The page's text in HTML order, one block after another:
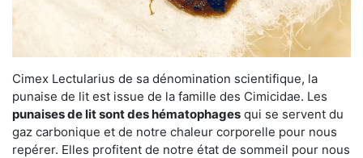
Cimex Lectularius de sa dénomination scientifique, la
punaise de lit est issue de la famille des Cimicidae. Les
punaises de lit sont des hématophages qui se servent du
gaz carbonique et de notre chaleur corporelle pour nous
repérer. Elles profitent de notre état de sommeil pour nous